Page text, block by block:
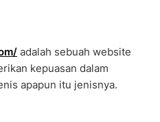
adalah sebuah website
kepuasan dalam
apapun itu jenisnya.